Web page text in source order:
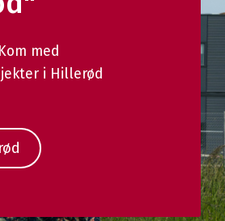
med
i Hillerød